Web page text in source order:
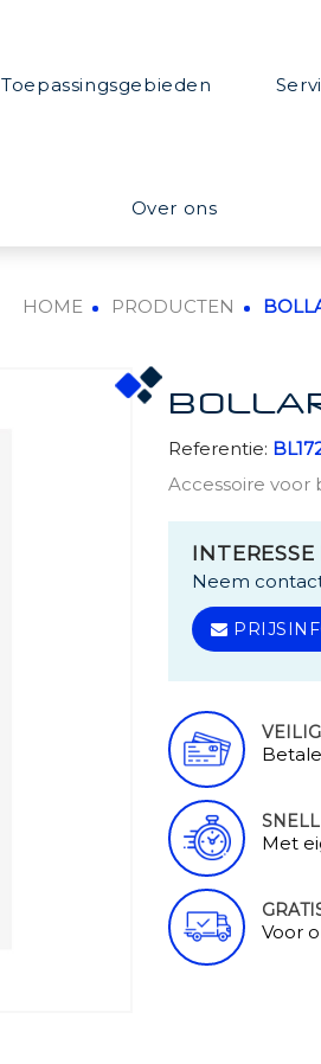
Toepassingsgebieden
Over ons
HOME PRODUCTEN
Referentie:
Accessoire voor
Neem
Met
Voor